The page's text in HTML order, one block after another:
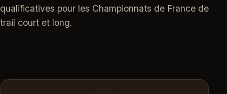
qualificatives pour les Championnats de France de
trail court et long.